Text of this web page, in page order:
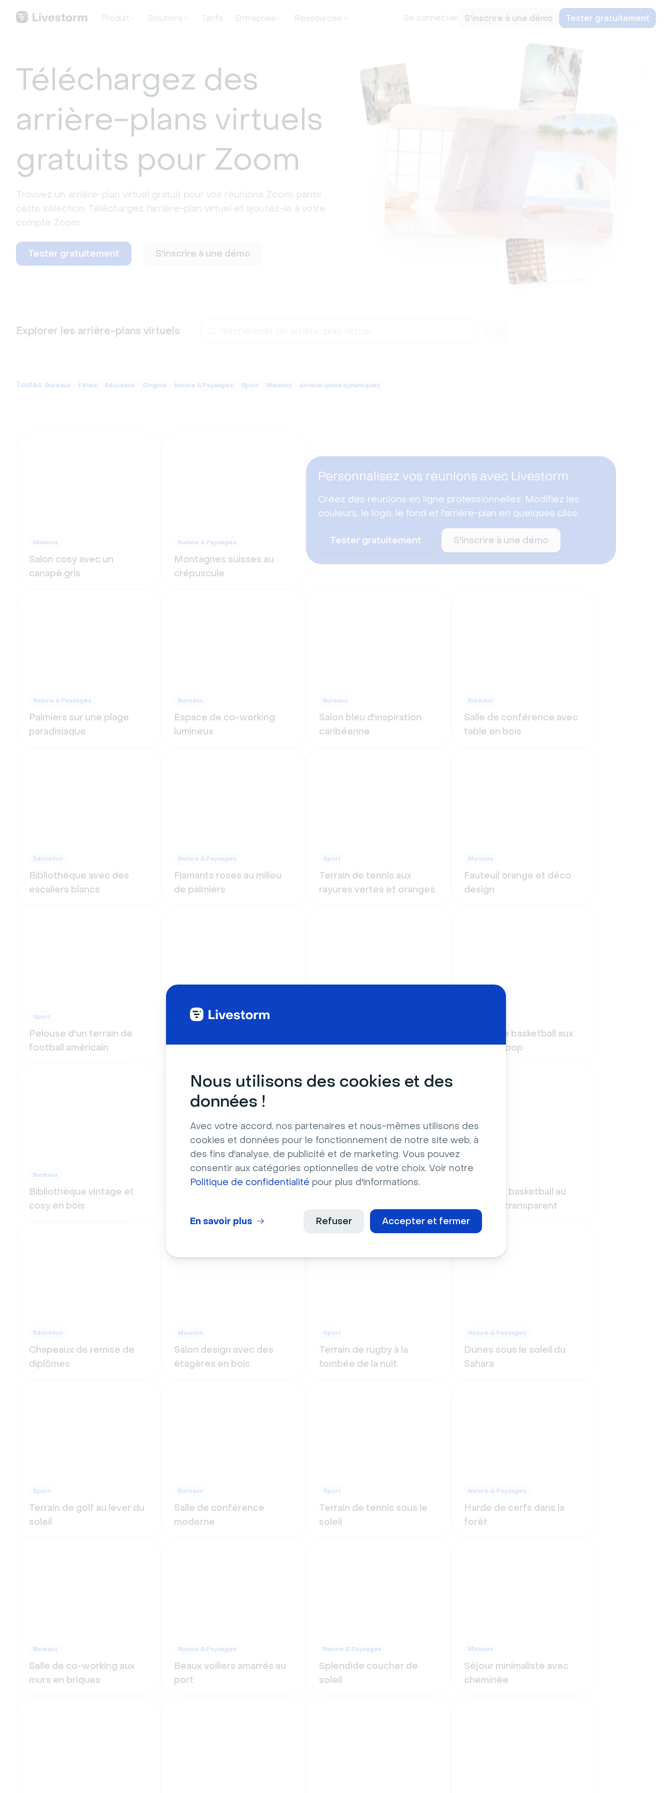
Nous utilisons des cookies et des
données !
Avec votre accord, nos partenaires et nous-mêmes utilisons des
cookies et données pour le fonctionnement de notre site web, à
des fins d'analyse, de publicité et de marketing. Vous pouvez
consentir aux catégories optionnelles de votre choix. Voir notre
Politique de confidentialité pour plus d'informations.
Accepter et fermer
Refuser
En savoir plus
Produit Solutions Tarifs Entreprise Ressources Se connecter S'inscrire à une démo Tester gratuitement
Téléchargez des
arrière-plans virtuels
gratuits pour Zoom
Trouvez un arrière-plan virtuel gratuit pour vos réunions Zoom, parmi
cette sélection. Téléchargez l'arrière-plan virtuel et ajoutez-le à votre
compte Zoom.
Tester gratuitement S'inscrire à une démo
Explorer les arrière-plans virtuels
Toutes Bureaux Fêtes Éducation Original Nature & Paysages Sport Maisons Arrière-plans dynamiques
Maisons
Salon cosy avec un
canapé gris
Nature & Paysages
Montagnes suisses au
crépuscule
Personnalisez vos réunions avec Livestorm
Créez des réunions en ligne professionnelles. Modifiez les
couleurs, le logo, le fond et l'arrière-plan en quelques clics.
Tester gratuitement S'inscrire à une démo
Nature & Paysages
Palmiers sur une plage
paradisiaque
Bureaux
Espace de co-working
lumineux
Bureaux
Salon bleu d'inspiration
caribéenne
Bureaux
Salle de conférence avec
table en bois
Éducation
Bibliothèque avec des
escaliers blancs
Nature & Paysages
Flamants roses au milieu
de palmiers
Sport
Terrain de tennis aux
rayures vertes et oranges
Maisons
Fauteuil orange et déco
design
Sport
Pelouse d'un terrain de
football américain
Nature & Paysages
automne
canapé aux tons vifs
Terrain de basketball aux
couleurs pop
Bureaux
Bibliothèque vintage et
cosy en bois
Panier de basketball au
panneau transparent
Éducation
Chapeaux de remise de
diplômes
Maisons
Salon design avec des
étagères en bois
Sport
Terrain de rugby à la
tombée de la nuit
Nature & Paysages
Dunes sous le soleil du
Sahara
Sport
Terrain de golf au lever du
soleil
Bureaux
Salle de conférence
moderne
Sport
Terrain de tennis sous le
soleil
Nature & Paysages
Harde de cerfs dans la
forêt
Bureaux
Salle de co-working aux
murs en briques
Nature & Paysages
Beaux voiliers amarrés au
port
Nature & Paysages
Splendide coucher de
soleil
Maisons
Séjour minimaliste avec
cheminée